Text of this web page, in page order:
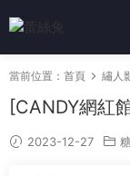
當前位置： 首頁 繡人
[CANDY網紅
2023-12-27